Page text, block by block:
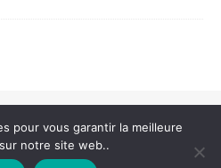
2001-2026
75001 Paris
pour vous garantir la meilleure
notre site web..